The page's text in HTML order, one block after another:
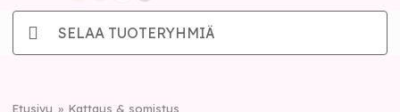
SELAA TUOTERYHMIÄ
Etusivu Kattaus & somistus